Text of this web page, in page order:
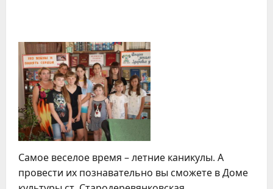
Самое веселое время – летние каникулы. А
провести их познавательно вы сможете в Доме